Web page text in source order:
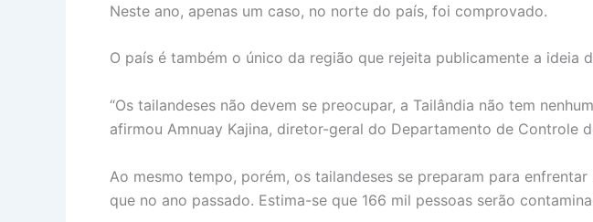
Neste ano, apenas um caso, no norte do país, foi comprovado.
O país é também o único da região que rejeita publicamente a ideia
“Os tailandeses não devem se preocupar, a Tailândia não tem
afirmou Amnuay Kajina, diretor-geral do Departamento de Controle
Ao mesmo tempo, porém, os tailandeses se preparam para
que no ano passado. Estima-se que 166 mil pessoas serão